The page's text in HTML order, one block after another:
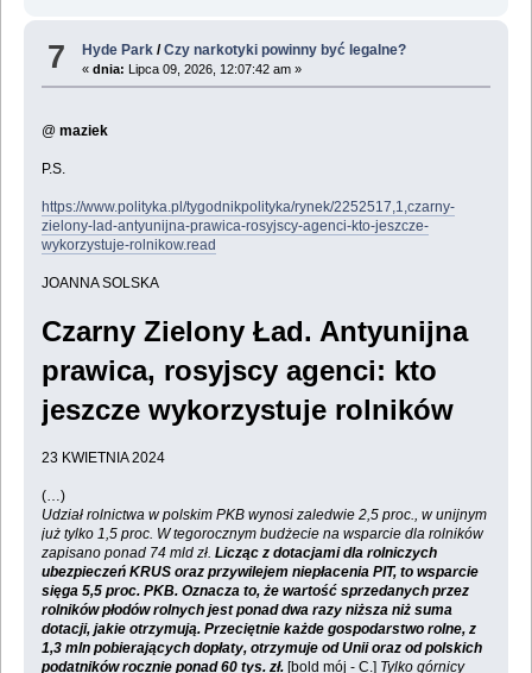
7 Hyde Park /Czy narkotyki powinny być legalne?
«dnia: Lipca 09, 2026, 12:07:42 am »
@ maziek
P.S.
https://www.polityka.pl/tygodnikpolityka/rynek/2252517,1,czarny-
zielony-lad-antyunijna-prawica-rosyjscy-agenci-kto-jeszcze-
wykorzystuje-rolnikow.read
JOANNA SOLSKA
Czarny Zielony Ład. Antyunijna
prawica, rosyjscy agenci: kto
jeszcze wykorzystuje rolników
23 KWIETNIA 2024
(…)
Udział rolnictwa w polskim PKB wynosi zaledwie 2,5 proc., w unijnym
już tylko 1,5 proc. W tegorocznym budżecie na wsparcie dla rolników
zapisano ponad 74 mld zł. Licząc z dotacjami dla rolniczych
ubezpieczeń KRUS oraz przywilejem niepłacenia PIT, to wsparcie
sięga 5,5 proc. PKB. Oznacza to, że wartość sprzedanych przez
rolników płodów rolnych jest ponad dwa razy niższa niż suma
dotacji, jakie otrzymują. Przeciętnie każde gospodarstwo rolne, z
1,3 mln pobierających dopłaty, otrzymuje od Unii oraz od polskich
podatników rocznie ponad 60 tys. zł.[bold mój - C.] Tylko górnicy